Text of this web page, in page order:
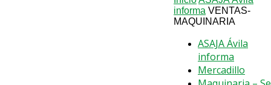
informa VENTAS-
MAQUINARIA
ASAJA Ávila
informa
Mercadillo